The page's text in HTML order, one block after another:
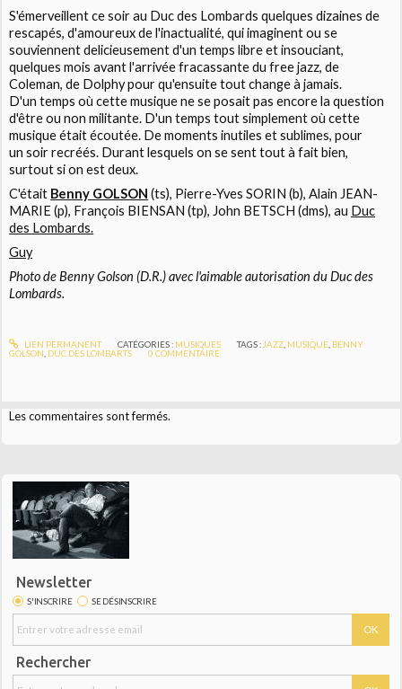
S'émerveillent ce soir au Duc des Lombards quelques dizaines de
rescapés, d'amoureux de l'inactualité, qui imaginent ou se
souviennent delicieusement d'un temps libre et insouciant,
quelques mois avant l'arrivée fracassante du free jazz, de
Coleman, de Dolphy pour qu'ensuite tout change à jamais.
D'un temps où cette musique ne se posait pas encore la question
d'être ou non militante. D'un temps tout simplement où cette
musique était écoutée. De moments inutiles et sublimes, pour
un soir recréés. Durant lesquels on se sent tout à fait bien,
surtout si on est deux.
C'était Benny GOLSON (ts), Pierre-Yves SORIN (b), Alain JEAN-
MARIE (p), François BIENSAN (tp), John BETSCH (dms), au Duc
des Lombards.
Guy
Photo de Benny Golson (D.R.) avec l'aimable autorisation du Duc des
Lombards.
LIEN PERMANENT CATÉGORIES : MUSIQUES TAGS : JAZZ MUSIQUE BENNY
GOLSON DUC DES LOMBARTS 0 COMMENTAIRE
Les commentaires sont fermés.
Newsletter
S'INSCRIRE SE DÉSINSCRIRE
Rechercher